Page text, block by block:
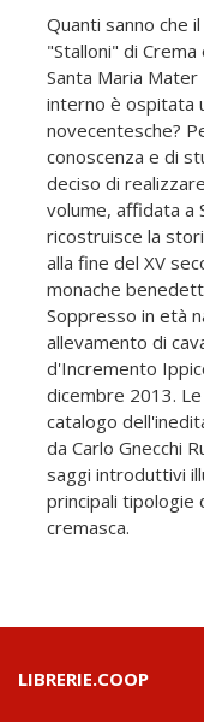
Quanti sanno che
"Stalloni" di
Santa Maria Mater
interno è ospitata
novecentesche?
conoscenza e di
deciso di
volume, affidata a
ricostruisce la
alla fine del XV
monache
Soppresso in età
allevamento di
d'Incremento
dicembre 2013.
catalogo
da Carlo Gnecchi
saggi introduttivi
principali tipologie
cremasca.
LIBRERIE.COOP